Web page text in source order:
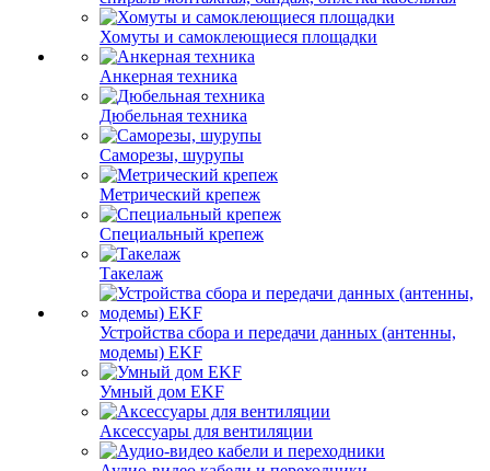
Хомуты и самоклеющиеся площадки
Анкерная техника
Дюбельная техника
Саморезы, шурупы
Метрический крепеж
Специальный крепеж
Такелаж
Устройства сбора и передачи данных (антенны,
модемы) EKF
Умный дом EKF
Аксессуары для вентиляции